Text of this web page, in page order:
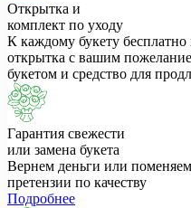
Открытка и
комплект по уходу
К каждому букету бесплатно
открытка с вашим
букетом и средство для
Гарантия свежести
или замена букета
Вернем деньги или
претензии по качеству
Подробнее